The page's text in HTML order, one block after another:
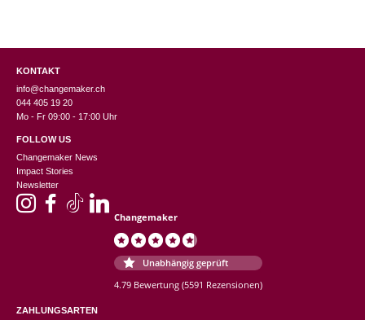
KONTAKT
info@changemaker.ch
044 405 19 20
Mo - Fr 09:00 - 17:00 Uhr
FOLLOW US
Changemaker News
Impact Stories
Newsletter
Changemaker
Unabhängig geprüft
4.79 Bewertung (5591 Rezensionen)
ZAHLUNGSARTEN